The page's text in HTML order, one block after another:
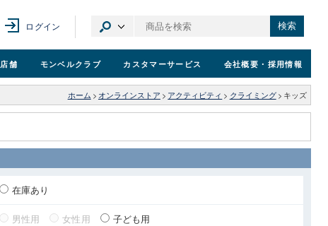
ログイン 検索
店舗 モンベルクラブ カスタマーサービス 会社概要 ・採用情報
ホーム > オンラインストア > アクティビティ > クライミング > キッズ
在庫あり
男性用 女性用 子ども用